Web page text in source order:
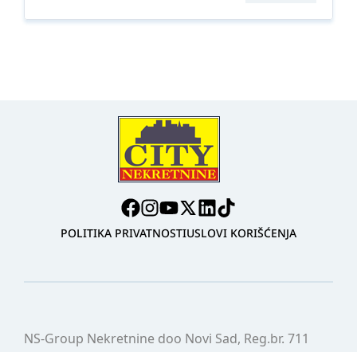
POLITIKA PRIVATNOSTIUSLOVI KORIŠĆENJA
NS-Group Nekretnine doo Novi Sad, Reg.br. 711